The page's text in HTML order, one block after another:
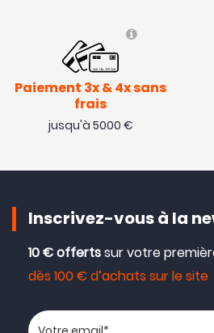
Paiement 3x & 4x sans
frais
jusqu'à 5000 €
Inscrivez-vous à la
10 € offertssur votre
dès 100 € d’achats sur le site
Votre adresse email